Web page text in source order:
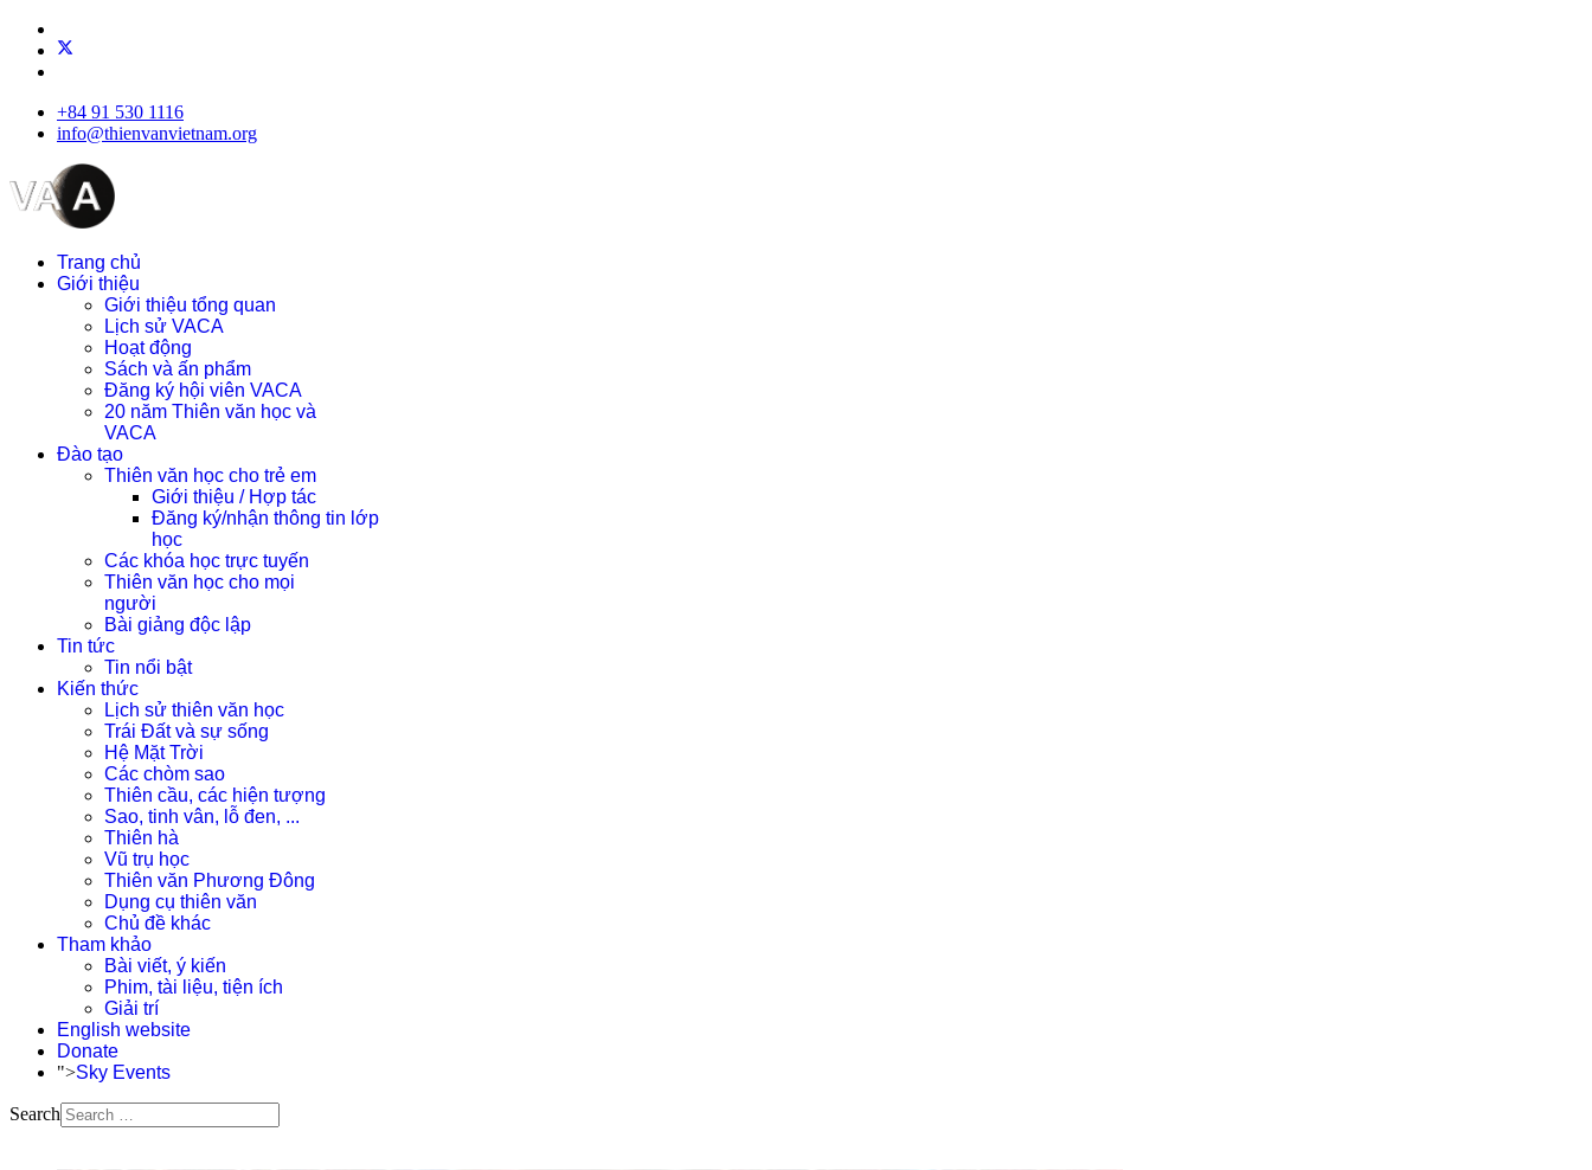
+84 91 530 1116
info@thienvanvietnam.org
Trang chủ
Giới thiệu
Giới thiệu tổng quan
Lịch sử VACA
Hoạt động
Sách và ấn phẩm
Đăng ký hội viên VACA
20 năm Thiên văn học và
VACA
Đào tạo
Thiên văn học cho trẻ em
Giới thiệu / Hợp tác
Đăng ký/nhận thông tin lớp
học
Các khóa học trực tuyến
Thiên văn học cho mọi
người
Bài giảng độc lập
Tin tức
Tin nổi bật
Kiến thức
Lịch sử thiên văn học
Trái Đất và sự sống
Hệ Mặt Trời
Các chòm sao
Thiên cầu, các hiện tượng
Sao, tinh vân, lỗ đen, ...
Thiên hà
Vũ trụ học
Thiên văn Phương Đông
Dụng cụ thiên văn
Chủ đề khác
Tham khảo
Bài viết, ý kiến
Phim, tài liệu, tiện ích
Giải trí
English website
Donate
">Sky Events
Search